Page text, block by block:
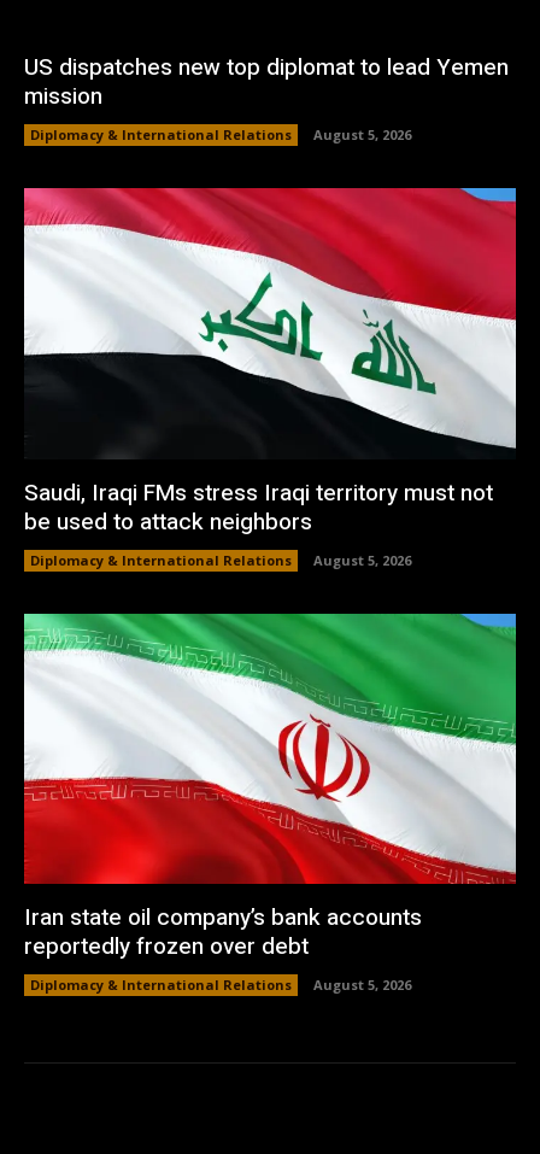
US dispatches new top diplomat to lead Yemen
mission
Diplomacy & International Relations August 5, 2026
Saudi, Iraqi FMs stress Iraqi territory must not
be used to attack neighbors
Diplomacy & International Relations August 5, 2026
Iran state oil company’s bank accounts
reportedly frozen over debt
Diplomacy & International Relations August 5, 2026